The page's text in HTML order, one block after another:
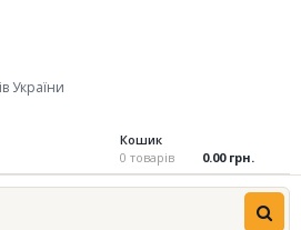
України
Кошик
0 товарів
0.00 грн.